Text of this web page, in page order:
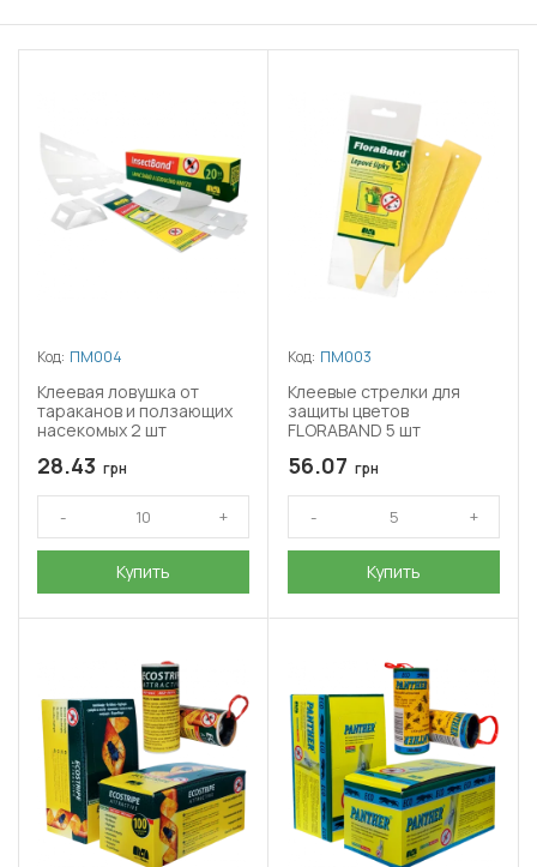
Код: ПМ004
Клеевая ловушка от
тараканов и ползающих
насекомых 2 шт
28.43 грн
Купить
Код: ПМ003
Клеевые стрелки для
защиты цветов
FLORABAND 5 шт
56.07 грн
Купить